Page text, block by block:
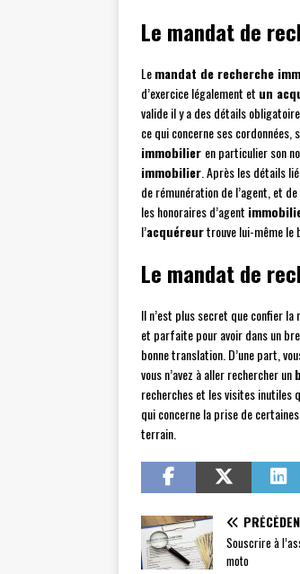
Le mandat de
Lemandat de recherche
d’exercice légalement et un
valide il y a des détails
ce qui concerne ses
immobilier en particulier son
immobilier . Après les détails
de rémunération de l’agent, et
les honoraires d’agent
l’acquéreurtrouve lui-même le
Le mandat de
Il n’est plus secret que confier la
et parfaite pour avoir dans un
bonne translation. D’une part,
vous n’avez à aller rechercher un
recherches et les visites inutiles
qui concerne la prise de
terrain.
Souscrire à
moto